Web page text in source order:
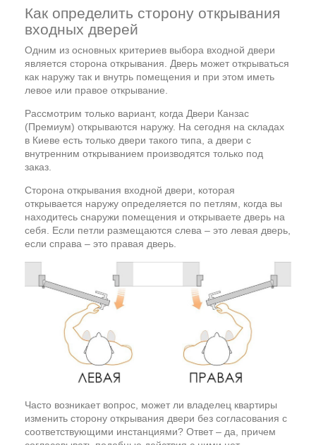
Как определить сторону открывания
входных дверей
Одним из основных критериев выбора входной двери
является сторона открывания. Дверь может открываться
как наружу так и внутрь помещения и при этом иметь
левое или правое открывание.
Рассмотрим только вариант, когда Двери Канзас
(Премиум) открываются наружу. На сегодня на складах
в Киеве есть только двери такого типа, а двери с
внутренним открыванием производятся только под
заказ.
Сторона открывания входной двери, которая
открывается наружу определяется по петлям, когда вы
находитесь снаружи помещения и открываете дверь на
себя. Если петли размещаются слева – это левая дверь,
если справа – это правая дверь.
Часто возникает вопрос, может ли владелец квартиры
изменить сторону открывания двери без согласования с
соответствующими инстанциями? Ответ – да, причем